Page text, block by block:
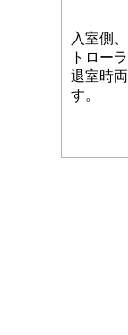
入室側
トロー
退室時
す。